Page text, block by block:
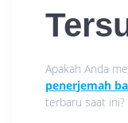
Apakah Anda
penerjemah
terbaru saat ini?